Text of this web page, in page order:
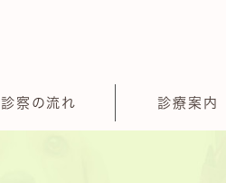
診察の流れ 診療案内